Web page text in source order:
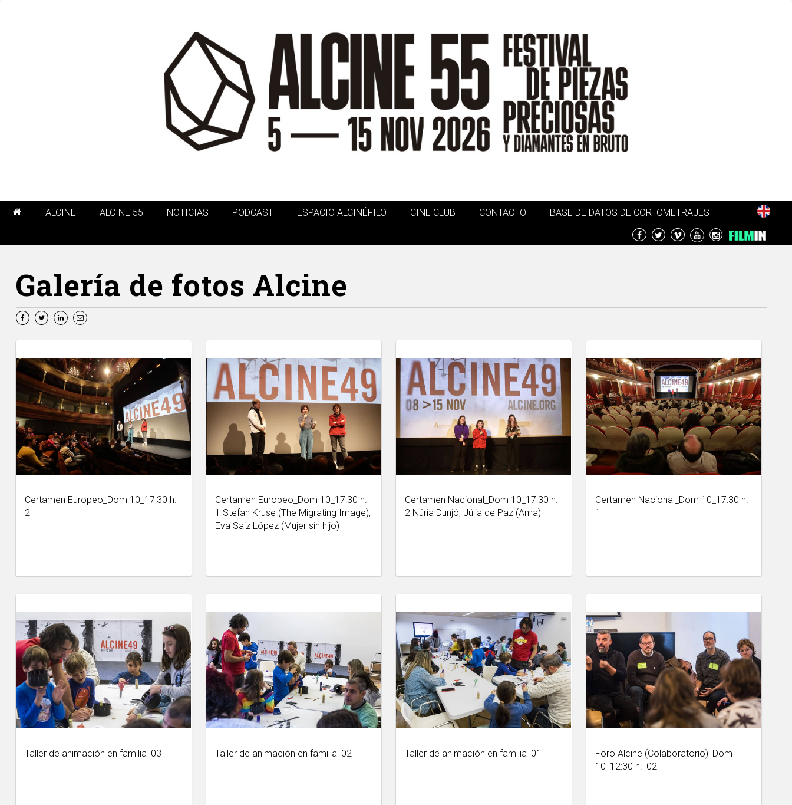
ALCINE ALCINE 55 NOTICIAS PODCAST ESPACIO ALCINÉFILO CINE CLUB CONTACTO BASE DE DATOS DE CORTOMETRAJES
Galería de fotos Alcine
Certamen Europeo_Dom 10_17:30 h.
2
Certamen Europeo_Dom 10_17:30 h.
1 Stefan Kruse (The Migrating Image),
Eva Saiz López (Mujer sin hijo)
Certamen Nacional_Dom 10_17:30 h.
2 Núria Dunjó, Júlia de Paz (Ama)
Certamen Nacional_Dom 10_17:30 h.
1
Taller de animación en familia_03 Taller de animación en familia_02 Taller de animación en familia_01
Foro Alcine (Colaboratorio)_Dom
10_12:30 h._02